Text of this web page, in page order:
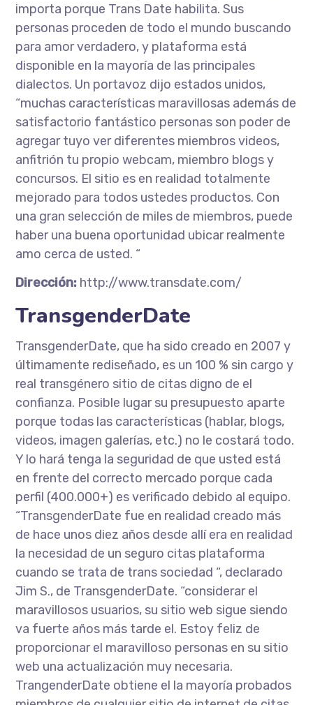
importa porque Trans Date habilita. Sus
personas proceden de todo el mundo buscando
para amor verdadero, y plataforma está
disponible en la mayoría de las principales
dialectos. Un portavoz dijo estados unidos,
“muchas características maravillosas además de
satisfactorio fantástico personas son poder de
agregar tuyo ver diferentes miembros videos,
anfitrión tu propio webcam, miembro blogs y
concursos. El sitio es en realidad totalmente
mejorado para todos ustedes productos. Con
una gran selección de miles de miembros, puede
haber una buena oportunidad ubicar realmente
amo cerca de usted. “
Dirección: http://www.transdate.com/
TransgenderDate
TransgenderDate, que ha sido creado en 2007 y
últimamente rediseñado, es un 100 % sin cargo y
real transgénero sitio de citas digno de el
confianza. Posible lugar su presupuesto aparte
porque todas las características (hablar, blogs,
videos, imagen galerías, etc.) no le costará todo.
Y lo hará tenga la seguridad de que usted está
en frente del correcto mercado porque cada
perfil (400.000+) es verificado debido al equipo.
“TransgenderDate fue en realidad creado más
de hace unos diez años desde allí era en realidad
la necesidad de un seguro citas plataforma
cuando se trata de trans sociedad “, declarado
Jim S., de TransgenderDate. “considerar el
maravillosos usuarios, su sitio web sigue siendo
va fuerte años más tarde el. Estoy feliz de
proporcionar el maravilloso personas en su sitio
web una actualización muy necesaria.
TrangenderDate obtiene el la mayoría probados